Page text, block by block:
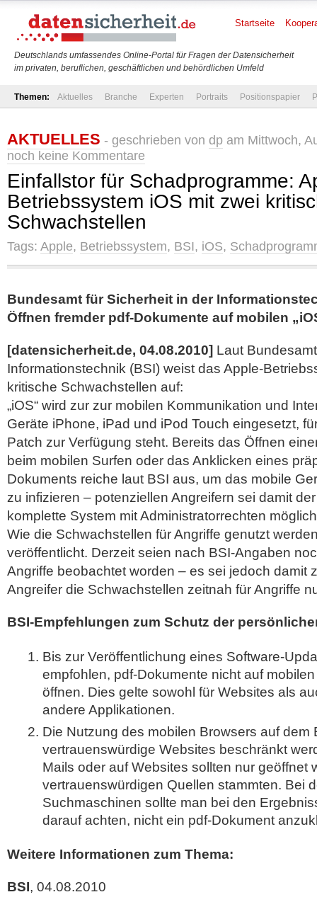
Deutschlands umfassendes Online-Portal für Fragen der Datensicherheit
im privaten, beruflichen, geschäftlichen und behördlichen Umfeld
Startseite
Themen: Aktuelles Branche Experten Portraits Positionspapier
AKTUELLES - geschrieben von dp am Mittwoch,
noch keine Kommentare
Einfallstor für Schadprogramme:
Betriebssystem iOS mit zwei
Schwachstellen
Tags: Apple, Betriebssystem, BSI, iOS,
Bundesamt für Sicherheit in der
Öffnen fremder pdf-Dokumente auf mobilen
[datensicherheit.de, 04.08.2010] Laut
Informationstechnik (BSI) weist das Apple-
kritische Schwachstellen auf:
„iOS“ wird zur zur mobilen Kommunikation und
Geräte iPhone, iPad und iPod Touch eingesetzt,
Patch zur Verfügung steht. Bereits das Öffnen
beim mobilen Surfen oder das Anklicken eines
Dokuments reiche laut BSI aus, um das mobile
zu infizieren – potenziellen Angreifern sei damit
komplette System mit Administratorrechten
Wie die Schwachstellen für Angriffe genutzt
veröffentlicht. Derzeit seien nach BSI-Angaben
Angriffe beobachtet worden – es sei jedoch damit
Angreifer die Schwachstellen zeitnah für Angriffe
BSI-Empfehlungen zum Schutz der
Bis zur Veröffentlichung eines Software-
empfohlen, pdf-Dokumente nicht auf mobilen
öffnen. Dies gelte sowohl für Websites als
andere Applikationen.
Die Nutzung des mobilen Browsers auf dem
vertrauenswürdige Websites beschränkt
Mails oder auf Websites sollten nur geöffnet
vertrauenswürdigen Quellen stammten. Bei
Suchmaschinen sollte man bei den
darauf achten, nicht ein pdf-Dokument
Weitere Informationen zum Thema:
BSI, 04.08.2010